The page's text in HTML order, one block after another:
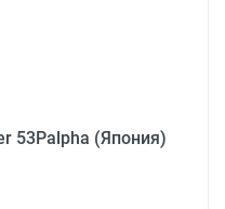
53Palpha (Япония)